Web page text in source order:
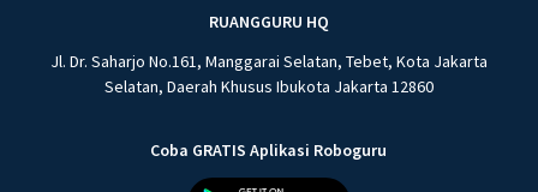
RUANGGURU HQ
Jl. Dr. Saharjo No.161, Manggarai Selatan, Tebet, Kota Jakarta
Selatan, Daerah Khusus Ibukota Jakarta 12860
Coba GRATIS Aplikasi Roboguru